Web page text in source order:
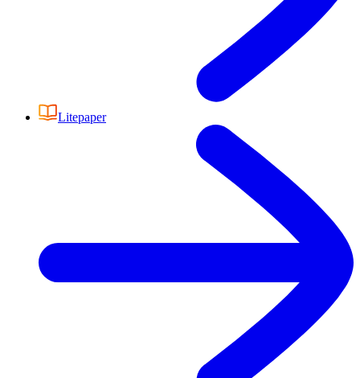
Litepaper